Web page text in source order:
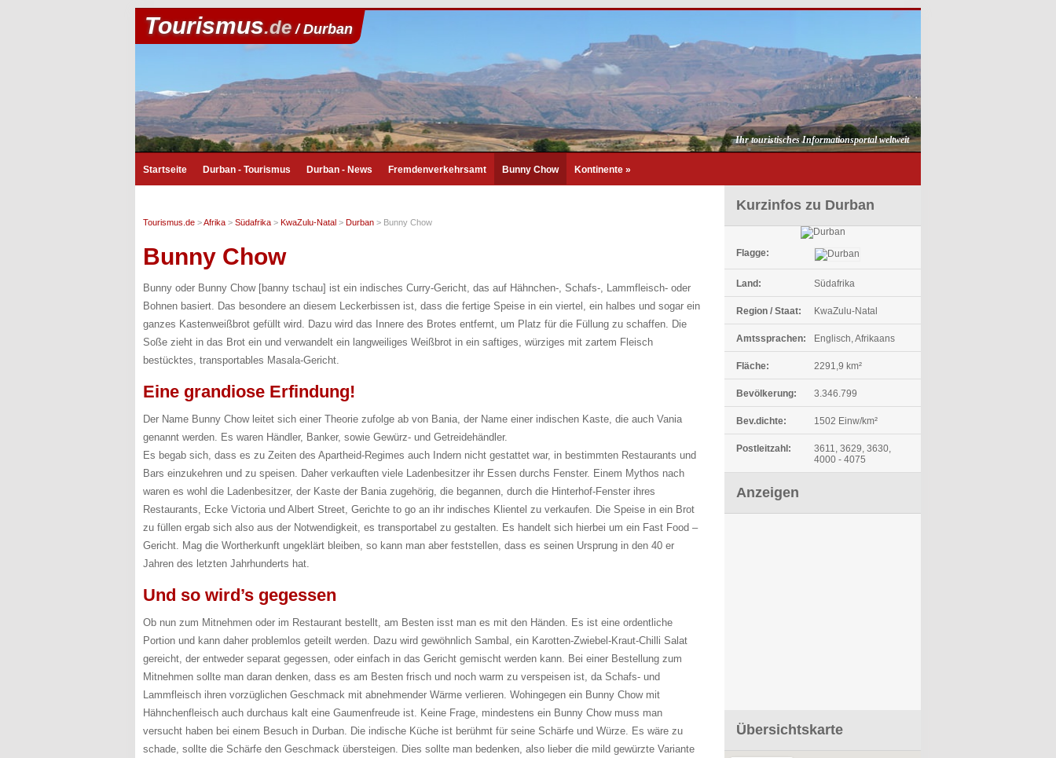
Tourismus.de/ Durban
Ihr touristisches Informationsportal weltweit
Startseite Durban - Tourismus Durban - News Fremdenverkehrsamt Bunny Chow Kontinente »
Tourismus.de >Afrika > Südafrika > KwaZulu-Natal > Durban > Bunny Chow
Bunny Chow
Bunny oder Bunny Chow [banny tschau] ist ein indisches Curry-Gericht, das auf Hähnchen-, Schafs-, Lammfleisch- oder
Bohnen basiert. Das besondere an diesem Leckerbissen ist, dass die fertige Speise in ein viertel, ein halbes und sogar ein
ganzes Kastenweißbrot gefüllt wird. Dazu wird das Innere des Brotes entfernt, um Platz für die Füllung zu schaffen. Die
Soße zieht in das Brot ein und verwandelt ein langweiliges Weißbrot in ein saftiges, würziges mit zartem Fleisch
bestücktes, transportables Masala-Gericht.
Eine grandiose Erfindung!
Der Name Bunny Chow leitet sich einer Theorie zufolge ab von Bania, der Name einer indischen Kaste, die auch Vania
genannt werden. Es waren Händler, Banker, sowie Gewürz- und Getreidehändler.
Es begab sich, dass es zu Zeiten des Apartheid-Regimes auch Indern nicht gestattet war, in bestimmten Restaurants und
Bars einzukehren und zu speisen. Daher verkauften viele Ladenbesitzer ihr Essen durchs Fenster. Einem Mythos nach
waren es wohl die Ladenbesitzer, der Kaste der Bania zugehörig, die begannen, durch die Hinterhof-Fenster ihres
Restaurants, Ecke Victoria und Albert Street, Gerichte to go an ihr indisches Klientel zu verkaufen. Die Speise in ein Brot
zu füllen ergab sich also aus der Notwendigkeit, es transportabel zu gestalten. Es handelt sich hierbei um ein Fast Food –
Gericht. Mag die Wortherkunft ungeklärt bleiben, so kann man aber feststellen, dass es seinen Ursprung in den 40 er
Jahren des letzten Jahrhunderts hat.
Und so wird’s gegessen
Ob nun zum Mitnehmen oder im Restaurant bestellt, am Besten isst man es mit den Händen. Es ist eine ordentliche
Portion und kann daher problemlos geteilt werden. Dazu wird gewöhnlich Sambal, ein Karotten-Zwiebel-Kraut-Chilli Salat
gereicht, der entweder separat gegessen, oder einfach in das Gericht gemischt werden kann. Bei einer Bestellung zum
Mitnehmen sollte man daran denken, dass es am Besten frisch und noch warm zu verspeisen ist, da Schafs- und
Lammfleisch ihren vorzüglichen Geschmack mit abnehmender Wärme verlieren. Wohingegen ein Bunny Chow mit
Hähnchenfleisch auch durchaus kalt eine Gaumenfreude ist. Keine Frage, mindestens ein Bunny Chow muss man
versucht haben bei einem Besuch in Durban. Die indische Küche ist berühmt für seine Schärfe und Würze. Es wäre zu
schade, sollte die Schärfe den Geschmack übersteigen. Dies sollte man bedenken, also lieber die mild gewürzte Variante
Kurzinfos zu Durban
Flagge:
Land: Südafrika
Region / Staat: KwaZulu-Natal
Amtssprachen: Englisch, Afrikaans
Fläche: 2291,9 km²
Bevölkerung: 3.346.799
Bev.dichte: 1502 Einw/km²
Postleitzahl:
3611, 3629, 3630,
4000 - 4075
Anzeigen
Übersichtskarte